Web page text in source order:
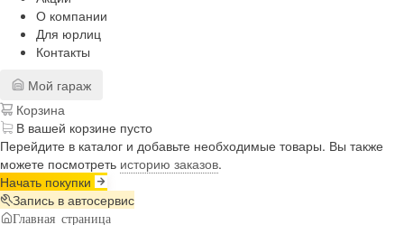
О компании
Для юрлиц
Контакты
Мой гараж
Корзина
В вашей корзине пусто
Перейдите в каталог и добавьте необходимые товары. Вы также
можете посмотреть историю заказов.
Начать покупки
Запись в автосервис
Главная страница